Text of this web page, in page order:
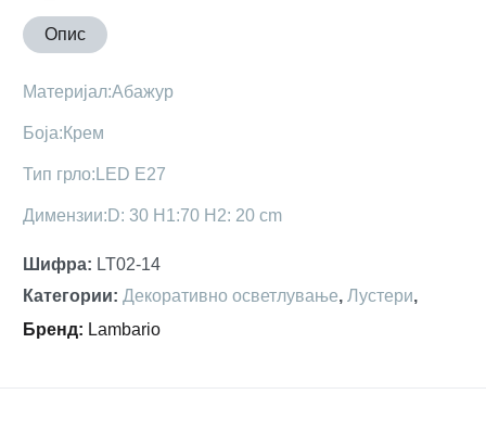
Опис
Материјал:Абажур
Боја:Крем
Тип грло:LED E27
Димензии:D: 30 H1:70 H2: 20 cm
Шифра: LT02-14
Категории: Декоративно осветлување, Лустери,
Бренд: Lambario